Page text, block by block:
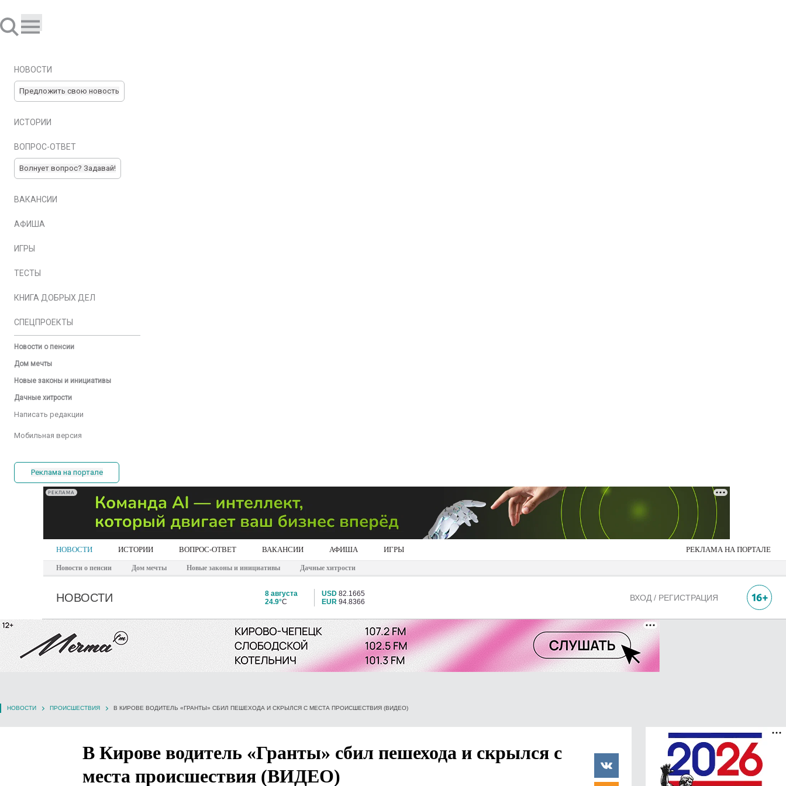
НОВОСТИ
Предложить свою новость
ИСТОРИИ
ВОПРОС-ОТВЕТ
Волнует вопрос? Задавай!
ВАКАНСИИ
АФИША
ИГРЫ
ТЕСТЫ
КНИГА ДОБРЫХ ДЕЛ
СПЕЦПРОЕКТЫ
Новости о пенсии
Дом мечты
Новые законы и инициативы
Дачные хитрости
Написать редакции
Мобильная версия
Реклама на портале
РЕКЛАМА
НОВОСТИ ИСТОРИИ ВОПРОС-ОТВЕТ ВАКАНСИИ АФИША ИГРЫ РЕКЛАМА НА ПОРТАЛЕ
Новости о пенсии Дом мечты Новые законы и инициативы Дачные хитрости
НОВОСТИ
8 августа
24.9°C
USD 82.1665
EUR 94.8366 ВХОД / РЕГИСТРАЦИЯ
НОВОСТИ ПРОИСШЕСТВИЯ В КИРОВЕ ВОДИТЕЛЬ «ГРАНТЫ» СБИЛ ПЕШЕХОДА И СКРЫЛСЯ С МЕСТА ПРОИСШЕСТВИЯ (ВИДЕО)
В Кирове водитель «Гранты» сбил пешехода и скрылся с
места происшествия (ВИДЕО)